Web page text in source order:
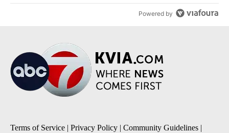
Powered by
Terms of Service | Privacy Policy | Community Guidelines |